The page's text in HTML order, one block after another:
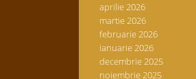
aprilie 2026
martie 2026
februarie 2026
ianuarie 2026
decembrie 2025
noiembrie 2025